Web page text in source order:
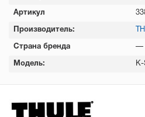
Артикул
Производитель:
Страна бренда —
Модель: